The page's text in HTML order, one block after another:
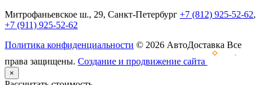
Митрофаньевское ш., 29, Санкт-Петербург +7 (812) 925-52-62,
+7 (911) 925-52-62
Политика конфиденциальности © 2026 АвтоДоставка Все
права защищены. Создание и продвижение сайта
×